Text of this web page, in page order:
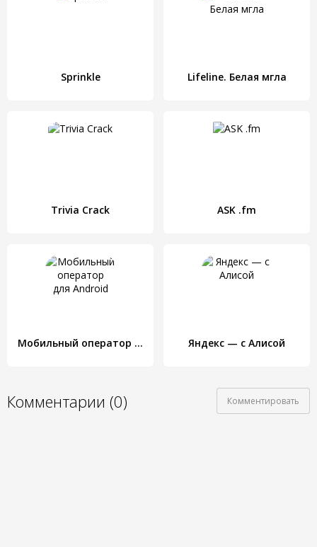
Sprinkle Lifeline. Белая мгла
Trivia Crack ASK .fm
Мобильный оператор для Android Яндекс — с Алисой
Комментарии (0) Комментировать